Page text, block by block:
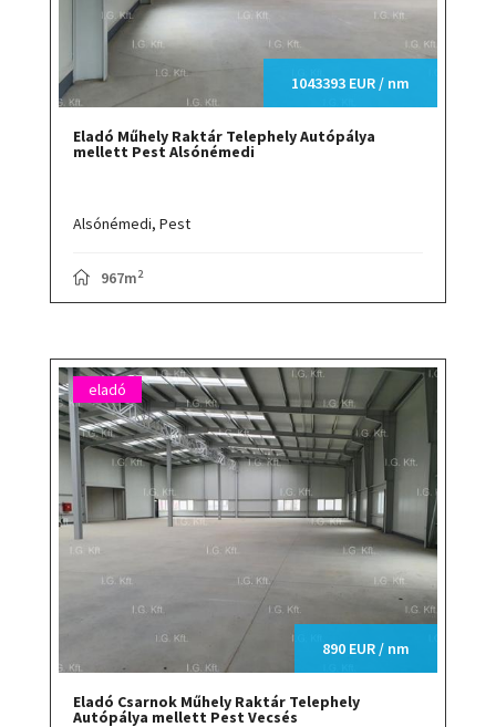
1043393 EUR / nm
Eladó Műhely Raktár Telephely Autópálya
mellett Pest Alsónémedi
Alsónémedi, Pest
967m2
eladó
890 EUR / nm
Eladó Csarnok Műhely Raktár Telephely
Autópálya mellett Pest Vecsés